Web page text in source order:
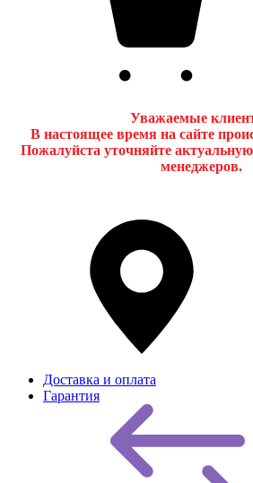
Уважаемые
В настоящее время на сайте
Пожалуйста уточняйте
менеджеров.
Доставка и оплата
Гарантия